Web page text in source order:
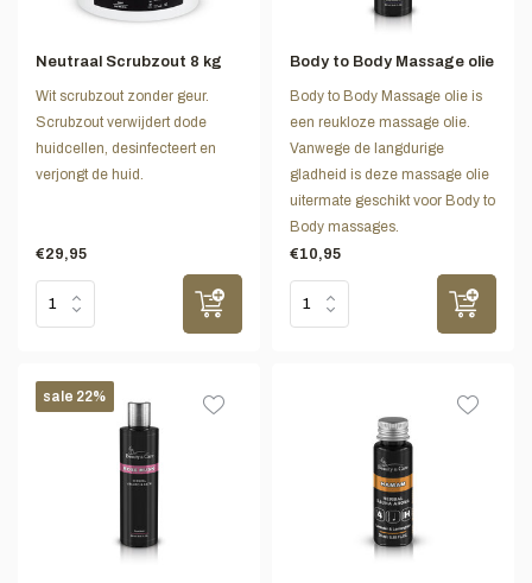
Neutraal Scrubzout 8 kg
Wit scrubzout zonder geur.
Scrubzout verwijdert dode
huidcellen, desinfecteert en
verjongt de huid.
€29,95
Body to Body Massage olie
Body to Body Massage olie is
een reukloze massage olie.
Vanwege de langdurige
gladheid is deze massage olie
uitermate geschikt voor Body to
Body massages.
€10,95
sale 22%